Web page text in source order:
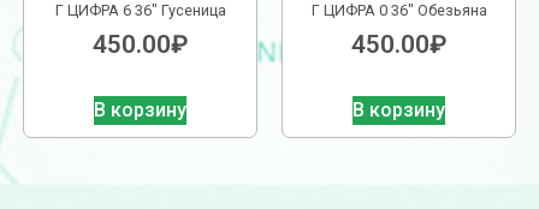
Г ЦИФРА 6 36″ Гусеница
450.00₽
В корзину
Г ЦИФРА 0 36″ Обезьяна
450.00₽
В корзину